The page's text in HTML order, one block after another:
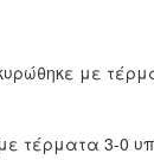
με
τέρματα 3-0